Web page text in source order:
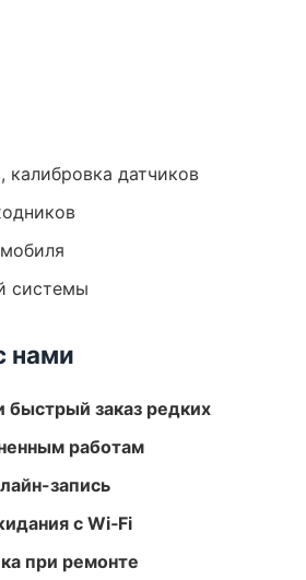
калибровка датчиков
системы
нами
быстрый заказ редких
работам
запись
с Wi‑Fi
при ремонте